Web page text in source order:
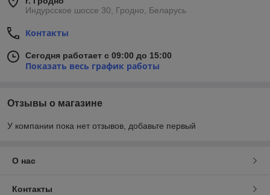
Индурсское шоссе 30, Гродно, Беларусь
Контакты
Сегодня работает с 09:00 до 15:00
Показать весь график работы
Отзывы о магазине
У компании пока нет отзывов, добавьте первый
О нас
Контакты